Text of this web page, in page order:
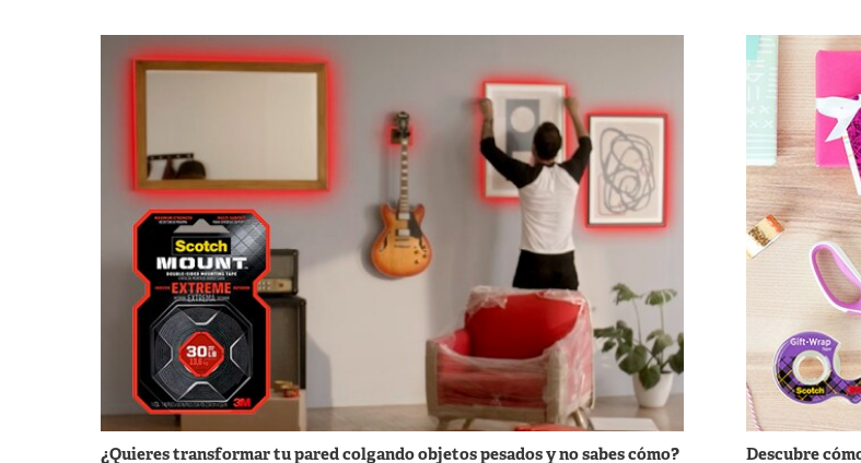
¿Quieres transformar tu pared colgando objetos pesados y no sabes cómo?
Descubre